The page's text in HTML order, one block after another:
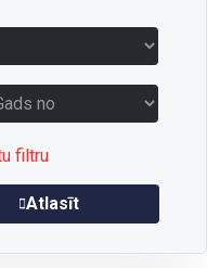
filtru
Atlasīt